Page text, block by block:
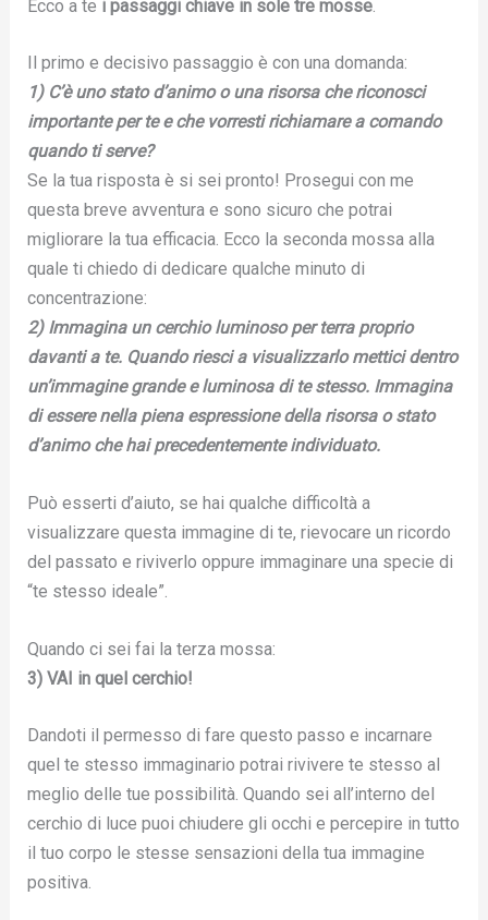
Ecco a te i passaggi chiave in sole tre mosse.
Il primo e decisivo passaggio è con una domanda:
1) C’è uno stato d’animo o una risorsa che riconosci
importante per te e che vorresti richiamare a comando
quando ti serve?
Se la tua risposta è si sei pronto! Prosegui con me
questa breve avventura e sono sicuro che potrai
migliorare la tua efficacia. Ecco la seconda mossa alla
quale ti chiedo di dedicare qualche minuto di
concentrazione:
2) Immagina un cerchio luminoso per terra proprio
davanti a te. Quando riesci a visualizzarlo mettici dentro
un’immagine grande e luminosa di te stesso. Immagina
di essere nella piena espressione della risorsa o stato
d’animo che hai precedentemente individuato.
Può esserti d’aiuto, se hai qualche difficoltà a
visualizzare questa immagine di te, rievocare un ricordo
del passato e riviverlo oppure immaginare una specie di
“te stesso ideale”.
Quando ci sei fai la terza mossa:
3) VAI in quel cerchio!
Dandoti il permesso di fare questo passo e incarnare
quel te stesso immaginario potrai rivivere te stesso al
meglio delle tue possibilità. Quando sei all’interno del
cerchio di luce puoi chiudere gli occhi e percepire in tutto
il tuo corpo le stesse sensazioni della tua immagine
positiva.